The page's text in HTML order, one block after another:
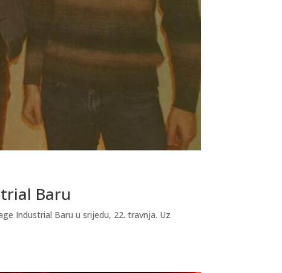
Baru
Industrial Baru u srijedu, 22. travnja. Uz